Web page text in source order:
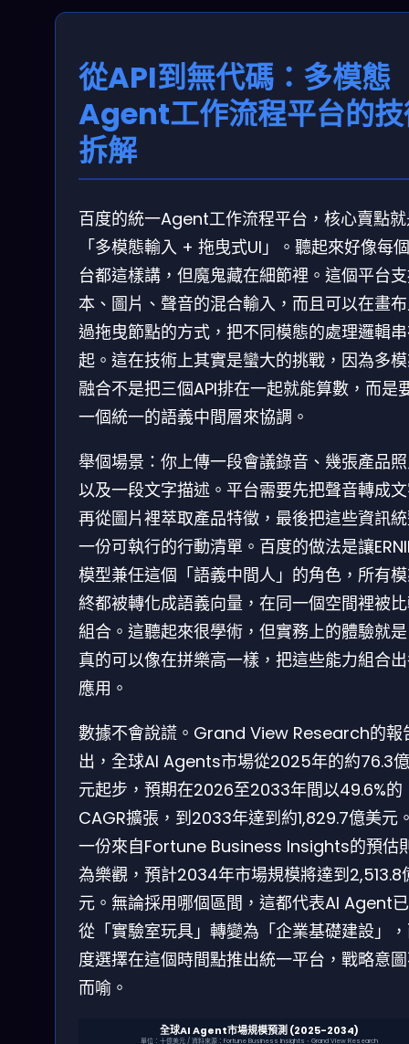
從API到無代碼：多模態
Agent工作流程平台的
拆解
百度的統一Agent工作流程平台，核心賣點
「多模態輸入 + 拖曳式UI」。聽起來好像每
台都這樣講，但魔鬼藏在細節裡。這個平台
本、圖片、聲音的混合輸入，而且可以在畫
過拖曳節點的方式，把不同模態的處理邏輯
起。這在技術上其實是蠻大的挑戰，因為多
融合不是把三個API排在一起就能算數，而是
一個統一的語義中間層來協調。
舉個場景：你上傳一段會議錄音、幾張產品
以及一段文字描述。平台需要先把聲音轉成
再從圖片裡萃取產品特徵，最後把這些資訊
一份可執行的行動清單。百度的做法是讓
模型兼任這個「語義中間人」的角色，所有
終都被轉化成語義向量，在同一個空間裡被
組合。這聽起來很學術，但實務上的體驗就
真的可以像在拼樂高一樣，把這些能力組合
應用。
數據不會說謊。Grand View Research的報
出，全球AI Agents市場從2025年的約76.3
元起步，預期在2026至2033年間以49.6%的
CAGR擴張，到2033年達到約1,829.7億美元
一份來自Fortune Business Insights的預估
為樂觀，預計2034年市場規模將達到2,513.8
元。無論採用哪個區間，這都代表AI Agent
從「實驗室玩具」轉變為「企業基礎建設」
度選擇在這個時間點推出統一平台，戰略意
而喻。
全球AI Agent市場規模預測 (2025-2034)
單位：十億美元 / 資料來源：Fortune Business Insights、Grand View Research